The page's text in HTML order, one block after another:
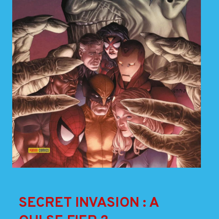
SECRET INVASION : A